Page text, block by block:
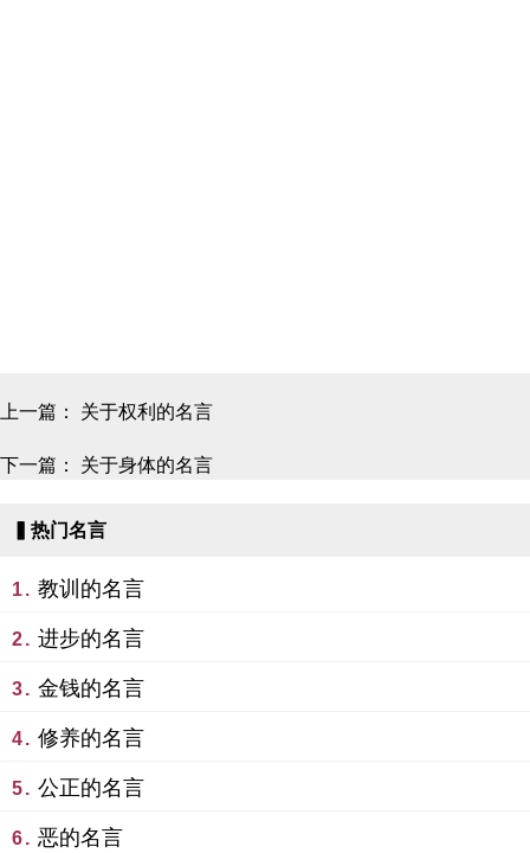
上一篇： 关于权利的名言
下一篇： 关于身体的名言
▍热门名言
1. 教训的名言
2. 进步的名言
3. 金钱的名言
4. 修养的名言
5. 公正的名言
6. 恶的名言